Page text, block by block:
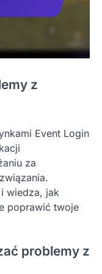
z
Event Login
za
wiedza, jak
poprawić twoje
problemy z